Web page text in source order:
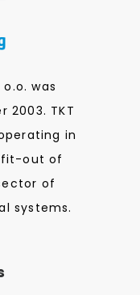
was
2003. TKT
in
fit-out of
of
systems.